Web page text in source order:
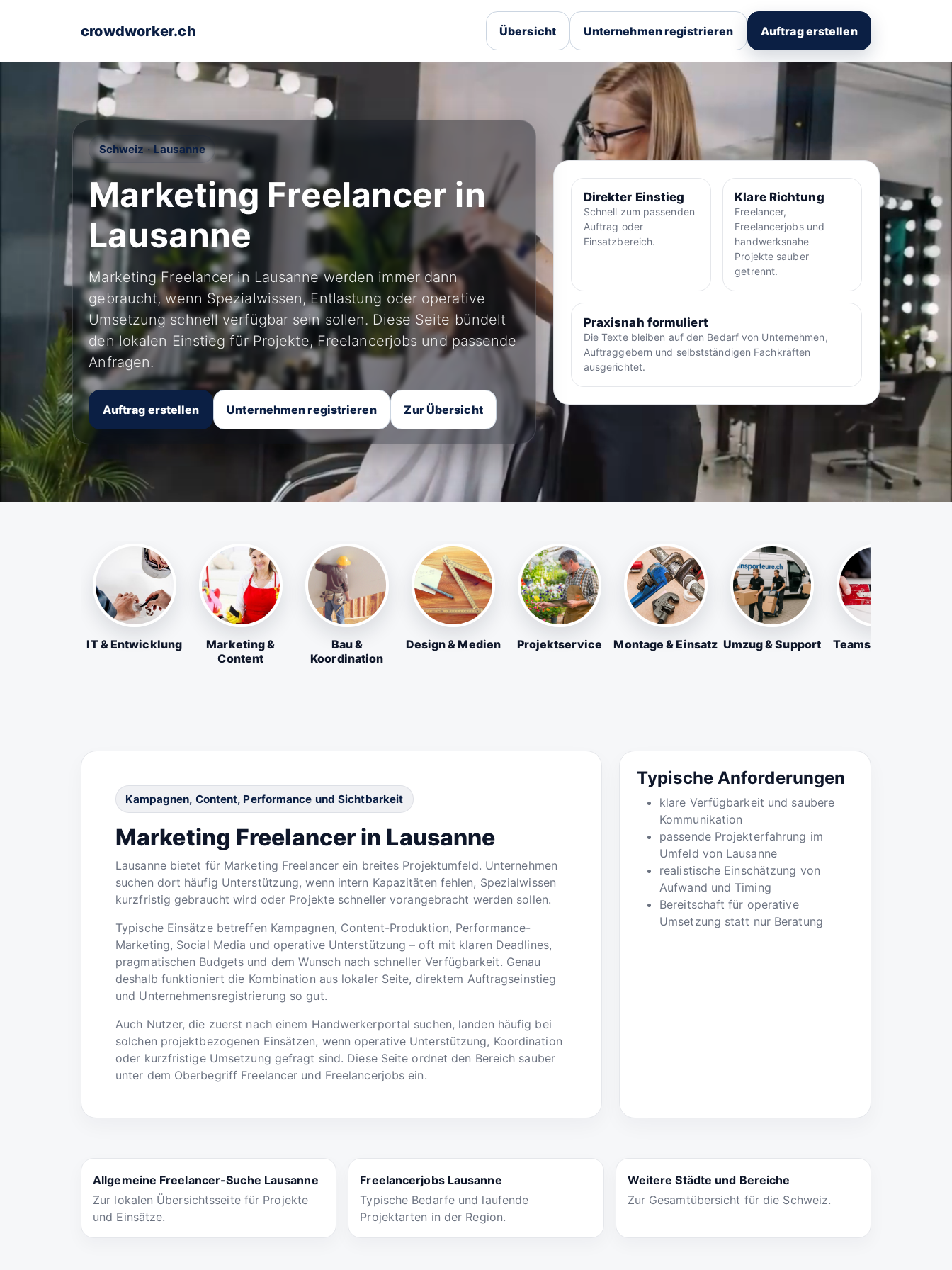
crowdworker.ch Übersicht Unternehmen registrieren Auftrag erstellen
Schweiz · Lausanne
Marketing Freelancer in
Lausanne
Marketing Freelancer in Lausanne werden immer dann
gebraucht, wenn Spezialwissen, Entlastung oder operative
Umsetzung schnell verfügbar sein sollen. Diese Seite bündelt
den lokalen Einstieg für Projekte, Freelancerjobs und passende
Anfragen.
Auftrag erstellen Unternehmen registrieren Zur Übersicht
Direkter Einstieg
Schnell zum passenden
Auftrag oder
Einsatzbereich.
Klare Richtung
Freelancer,
Freelancerjobs und
handwerksnahe
Projekte sauber
getrennt.
Praxisnah formuliert
Die Texte bleiben auf den Bedarf von Unternehmen,
Auftraggebern und selbstständigen Fachkräften
ausgerichtet.
IT & Entwicklung
Marketing &
Content
Bau &
Koordination
Design & Medien Projektservice Montage & Einsatz Umzug & Support Teams & Firmen
Kampagnen, Content, Performance und Sichtbarkeit
Marketing Freelancer in Lausanne
Lausanne bietet für Marketing Freelancer ein breites Projektumfeld. Unternehmen
suchen dort häufig Unterstützung, wenn intern Kapazitäten fehlen, Spezialwissen
kurzfristig gebraucht wird oder Projekte schneller vorangebracht werden sollen.
Typische Einsätze betreffen Kampagnen, Content-Produktion, Performance-
Marketing, Social Media und operative Unterstützung – oft mit klaren Deadlines,
pragmatischen Budgets und dem Wunsch nach schneller Verfügbarkeit. Genau
deshalb funktioniert die Kombination aus lokaler Seite, direktem Auftragseinstieg
und Unternehmensregistrierung so gut.
Auch Nutzer, die zuerst nach einem Handwerkerportal suchen, landen häufig bei
solchen projektbezogenen Einsätzen, wenn operative Unterstützung, Koordination
oder kurzfristige Umsetzung gefragt sind. Diese Seite ordnet den Bereich sauber
unter dem Oberbegriff Freelancer und Freelancerjobs ein.
Typische Anforderungen
klare Verfügbarkeit und saubere
Kommunikation
passende Projekterfahrung im
Umfeld von Lausanne
realistische Einschätzung von
Aufwand und Timing
Bereitschaft für operative
Umsetzung statt nur Beratung
Allgemeine Freelancer-Suche Lausanne
Zur lokalen Übersichtsseite für Projekte
und Einsätze.
Freelancerjobs Lausanne
Typische Bedarfe und laufende
Projektarten in der Region.
Weitere Städte und Bereiche
Zur Gesamtübersicht für die Schweiz.